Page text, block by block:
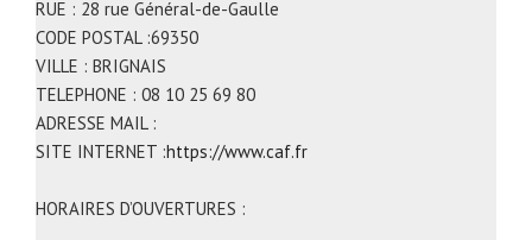
RUE : 28 rue Général-de-Gaulle
CODE POSTAL :69350
VILLE : BRIGNAIS
TELEPHONE : 08 10 25 69 80
ADRESSE MAIL :
SITE INTERNET :https://www.caf.fr
HORAIRES D’OUVERTURES :